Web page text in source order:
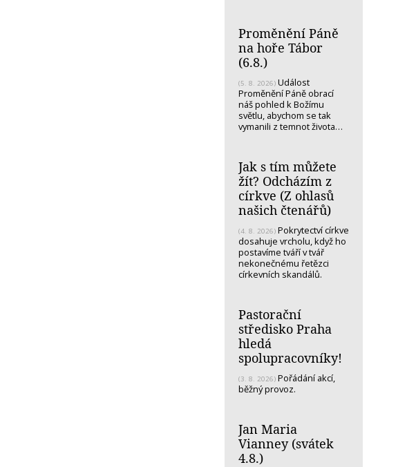
Proměnění Páně
na hoře Tábor
(6.8.)
(5. 8. 2026) Událost
Proměnění Páně obrací
náš pohled k Božímu
světlu, abychom se tak
vymanili z temnot života…
Jak s tím můžete
žít? Odcházím z
církve (Z ohlasů
našich čtenářů)
(4. 8. 2026) Pokrytectví církve
dosahuje vrcholu, když ho
postavíme tváří v tvář
nekonečnému řetězci
církevních skandálů.
Pastorační
středisko Praha
hledá
spolupracovníky!
(3. 8. 2026) Pořádání akcí,
běžný provoz.
Jan Maria
Vianney (svátek
4.8.)